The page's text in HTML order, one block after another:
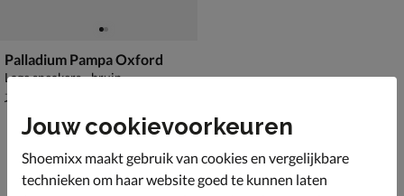
Palladium Pampa Oxford
Lage sneakers - bruin
van € 74,99 voor € 59,99
74
Jouw cookievoorkeuren
Shoemixx maakt gebruik van cookies en vergelijkbare
technieken om haar website goed te kunnen laten